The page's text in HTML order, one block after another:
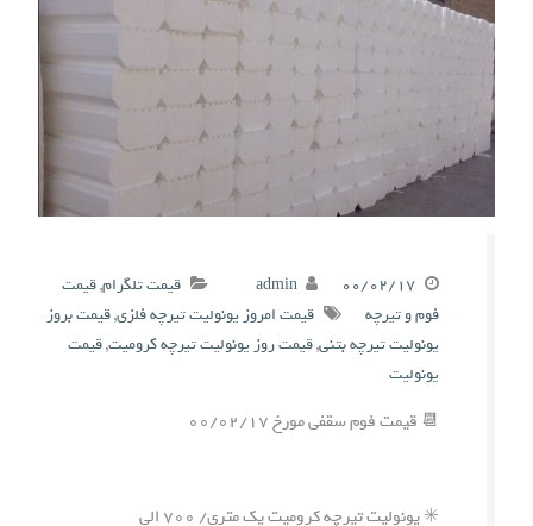
۰۰/۰۲/۱۷ admin قیمت تلگرام,قیمت
فوم و تیرچه
قیمت امروز یونولیت تیرچه فلزی,قیمت بروز
یونولیت تیرچه بتنی,قیمت روز یونولیت تیرچه کرومیت,قیمت
یونولیت
📆 قیمت فوم سقفی مورخ ۰۰/۰۲/۱۷
✳️ یونولیت تیرچه کرومیت یک متری/ ۷۰۰ الی